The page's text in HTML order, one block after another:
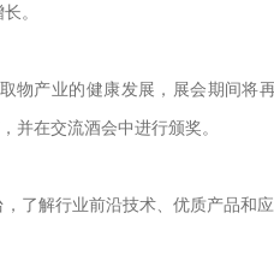
。
物产业的健康发展，展会期间将
并在交流酒会中进行颁奖。
了解行业前沿技术、优质产品和